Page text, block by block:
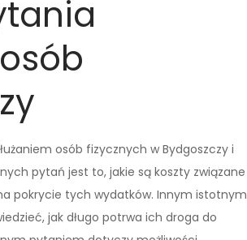
osób fizycznych w Bydgoszczy i
pytań jest to, jakie są koszty związane
pokrycie tych wydatków. Innym istotnym
jak długo potrwa ich droga do